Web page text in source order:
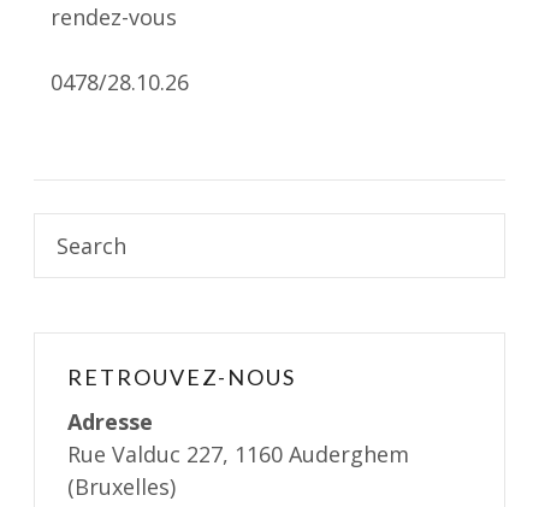
rendez-vous
0478/28.10.26
for:
RETROUVEZ-NOUS
Adresse
Rue Valduc 227, 1160 Auderghem
(Bruxelles)